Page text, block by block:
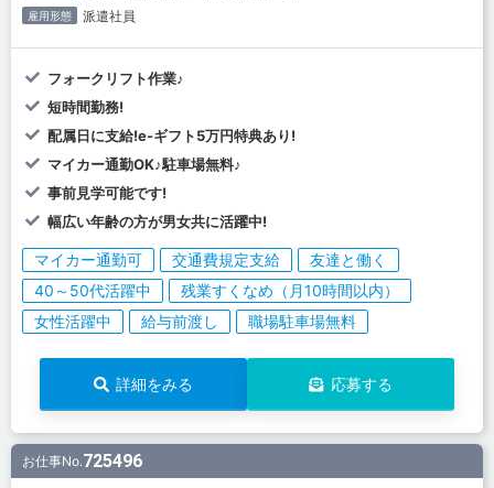
雇用形態 派遣社員
フォークリフト作業♪
短時間勤務!
配属日に支給!e-ギフト5万円特典あり!
マイカー通勤OK♪駐車場無料♪
事前見学可能です!
幅広い年齢の方が男女共に活躍中!
マイカー通勤可 交通費規定支給
友達と働く
40～50代活躍中
残業すくなめ（月10時間以内）
女性活躍中
給与前渡し 職場駐車場無料
詳細をみる 応募する
お仕事No.725496